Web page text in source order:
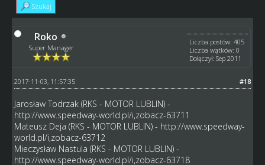
Szukaj
Roko
Super Manager
Liczba postów: 405
Liczba wątków: 0
Dołączył: Sep 2011
#18
2017-11-03, 11:57:35
Jarosław Todrzak (RKS - MOTOR LUBLIN) -
http://www.speedway-world.pl/i,zobacz-63711
Mateusz Deja (RKS - MOTOR LUBLIN) - http://www.speedway-
world.pl/i,zobacz-63712
Mieczysław Nastula (RKS - MOTOR LUBLIN) -
http://www.speedway-world.pl/i,zobacz-63718